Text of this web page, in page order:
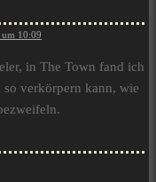
10:09
in The Town fand ich
so verkörpern kann, wie